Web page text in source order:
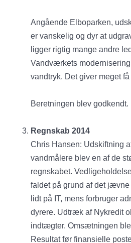
Angående Elboparken,
er vanskelig og dyr at
ligger rigtig mange andre
Vandværkets
vandtryk. Det giver meget få
Beretningen blev godkendt.
Regnskab 2014
Chris Hansen: Udskiftning
vandmålere blev en af de
regnskabet.
faldet på grund af det jævne
lidt på IT, mens forbruger
dyrere. Udtræk af Nykredit
indtægter. Omsætningen
Resultat før finansielle